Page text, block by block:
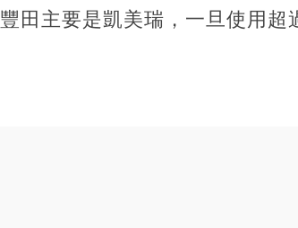
豐田主要是凱美瑞，一旦使用超